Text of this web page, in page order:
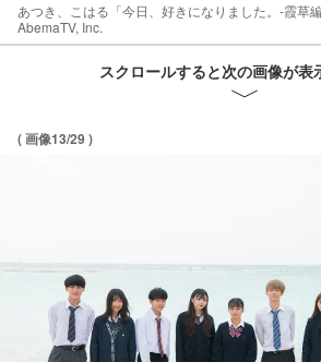
あつき、こはる「今日、好きになりました。-霞草
AbemaTV, Inc.
スクロールすると次の画像が表
( 画像13/29 )